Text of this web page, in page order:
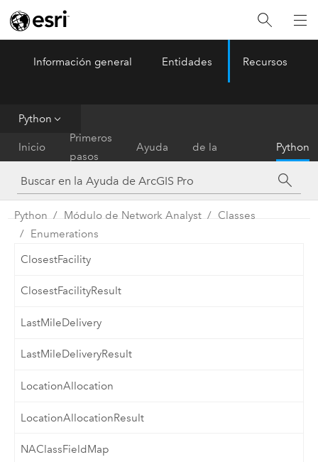
ArcGIS Pro Menu
Información general Entidades Recursos
Python
Inicio
Primeros
pasos
Ayuda
de la
herramienta
Python
Python Módulo de Network Analyst
Classes
Enumerations
ClosestFacility
ClosestFacilityResult
LastMileDelivery
LastMileDeliveryResult
LocationAllocation
LocationAllocationResult
NAClassFieldMap